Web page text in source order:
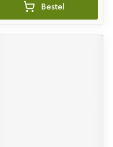
Bestel